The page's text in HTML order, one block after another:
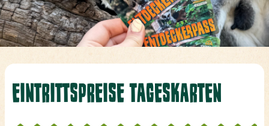
EINTRITTSPREISE TAGESKARTEN